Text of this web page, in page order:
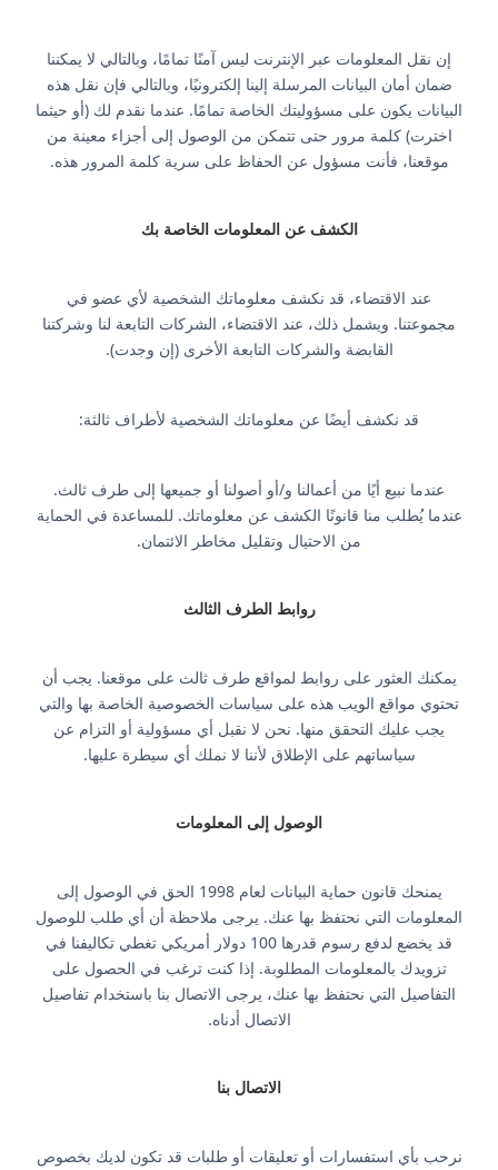
إن نقل المعلومات عبر الإنترنت ليس آمنًا تمامًا، وبالتالي لا يمكننا
ضمان أمان البيانات المرسلة إلينا إلكترونيًا، وبالتالي فإن نقل هذه
البيانات يكون على مسؤوليتك الخاصة تمامًا. عندما نقدم لك (أو حيثما
اخترت) كلمة مرور حتى تتمكن من الوصول إلى أجزاء معينة من
موقعنا، فأنت مسؤول عن الحفاظ على سرية كلمة المرور هذه.
الكشف عن المعلومات الخاصة بك
عند الاقتضاء، قد نكشف معلوماتك الشخصية لأي عضو في
مجموعتنا. ويشمل ذلك، عند الاقتضاء، الشركات التابعة لنا وشركتنا
القابضة والشركات التابعة الأخرى (إن وجدت).
قد نكشف أيضًا عن معلوماتك الشخصية لأطراف ثالثة:
عندما نبيع أيًا من أعمالنا و/أو أصولنا أو جميعها إلى طرف ثالث.
عندما يُطلب منا قانونًا الكشف عن معلوماتك. للمساعدة في الحماية
من الاحتيال وتقليل مخاطر الائتمان.
روابط الطرف الثالث
يمكنك العثور على روابط لمواقع طرف ثالث على موقعنا. يجب أن
تحتوي مواقع الويب هذه على سياسات الخصوصية الخاصة بها والتي
يجب عليك التحقق منها. نحن لا نقبل أي مسؤولية أو التزام عن
سياساتهم على الإطلاق لأننا لا نملك أي سيطرة عليها.
الوصول إلى المعلومات
يمنحك قانون حماية البيانات لعام 1998 الحق في الوصول إلى
المعلومات التي نحتفظ بها عنك. يرجى ملاحظة أن أي طلب للوصول
قد يخضع لدفع رسوم قدرها 100 دولار أمريكي تغطي تكاليفنا في
تزويدك بالمعلومات المطلوبة. إذا كنت ترغب في الحصول على
التفاصيل التي نحتفظ بها عنك، يرجى الاتصال بنا باستخدام تفاصيل
الاتصال أدناه.
الاتصال بنا
نرحب بأي استفسارات أو تعليقات أو طلبات قد تكون لديك بخصوص